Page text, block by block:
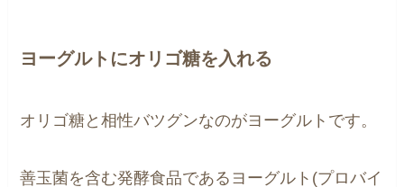
ヨーグルトにオリゴ糖を入れる
オリゴ糖と相性バツグンなのがヨーグルトです。
善玉菌を含む発酵食品であるヨーグルト(プロバイ